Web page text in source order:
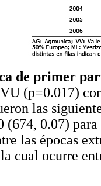
de primer
(p=0.017)
las
(674, 0.07)
las épocas
cual ocurre